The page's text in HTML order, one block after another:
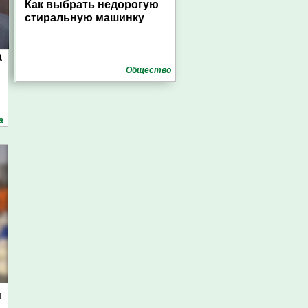
Как выбрать недорогую
стиральную машинку
Общество